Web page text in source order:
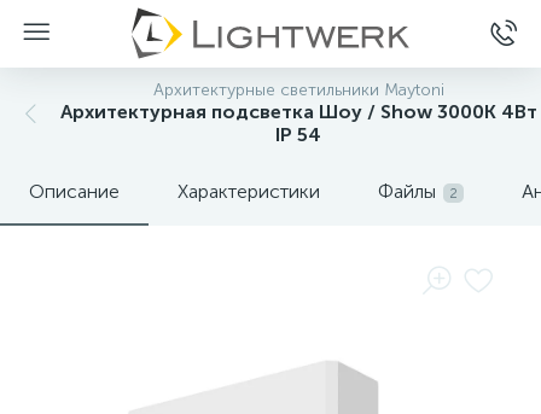
Архитектурные светильники Maytoni
Архитектурная подсветка Шоу / Show 3000K 4Вт
IP 54
Описание Характеристики Файлы 2